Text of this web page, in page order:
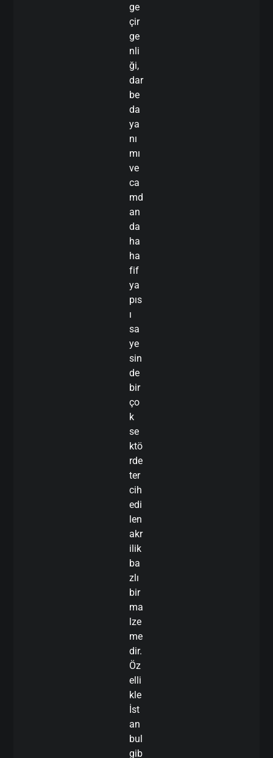
ge
çir
ge
nli
ği,
dar
be
da
ya
nı
mı
ve
ca
md
an
da
ha
ha
fif
ya
pıs
ı
sa
ye
sin
de
bir
ço
k
se
ktö
rde
ter
cih
edi
len
akr
ilik
ba
zlı
bir
ma
lze
me
dir.
Öz
elli
kle
İst
an
bul
gib